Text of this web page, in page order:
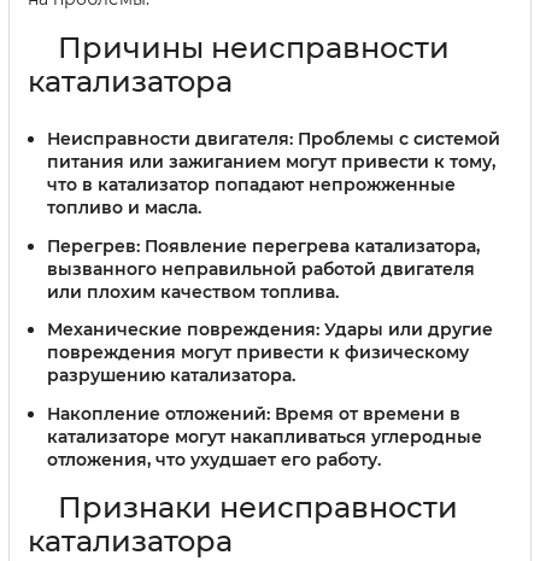
Причины неисправности
катализатора
Неисправности двигателя: Проблемы с системой
питания или зажиганием могут привести к тому,
что в катализатор попадают непрожженные
топливо и масла.
Перегрев: Появление перегрева катализатора,
вызванного неправильной работой двигателя
или плохим качеством топлива.
Механические повреждения: Удары или другие
повреждения могут привести к физическому
разрушению катализатора.
Накопление отложений: Время от времени в
катализаторе могут накапливаться углеродные
отложения, что ухудшает его работу.
Признаки неисправности
катализатора